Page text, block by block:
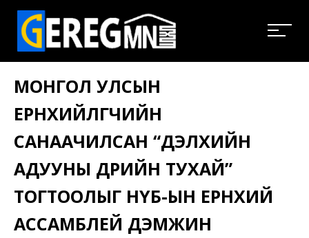
МОНГОЛ УЛСЫН
ЕРӨНХИЙЛӨГЧИЙН
САНААЧИЛСАН “ДЭЛХИЙН
АДУУНЫ ӨДРИЙН ТУХАЙ”
ТОГТООЛЫГ НҮБ-ЫН ЕРӨНХИЙ
АССАМБЛЕЙ ДЭМЖИН